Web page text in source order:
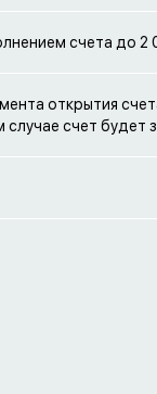
счета до 2
открытия
счет будет